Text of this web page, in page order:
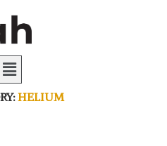
HELIUM